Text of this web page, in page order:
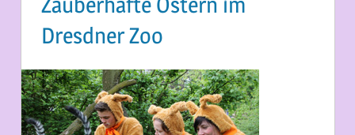
Dresdner Zoo
27. MÄRZ 2015
MARTINA BERG